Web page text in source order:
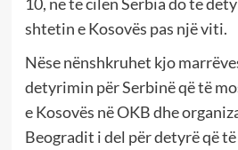
shtetin e Kosovës pas një viti.
Nëse nënshkruhet kjo
detyrimin për Serbinë që të
e Kosovës në OKB dhe
Beogradit i del për detyrë që